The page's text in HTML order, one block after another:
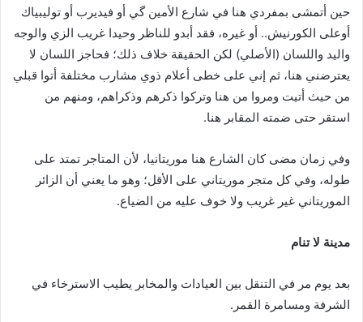
حين أتمشى بمفردي هنا في شارع الأمين گي أو فيديرب أو توليبياك
أوعلى الكورنيش.. أو غيره، فقد أبدو للناظر وحيدا غريب الزي والوجه
واليد واللسان (الأصلي) لكن الحقيقة خلاف ذلك؛ فحاجز اللسان لا
يعترضني هنا، ثم إني على خطى أعلام ذوي مشارب مختلفة أتوا قبلي
من حيث أتيت ومروا من هنا وتركوا ذكرهم وذكراهم، ومنهم من
استقر حتى ضمته المقابر هنا.
وفي زمان مضى كان الشارع هنا موريتانيا، لأن المتاجر تمتد على
طوله، وفي كل متجر موريتاني على الأقل؛ وهو ما يعني أن الزائر
الموريتاني غير غريب ولا خوف عليه من الضياع.
مدينة لا تنام
بعد يوم مر في التنقل بين العيادات والمخابر يطيب الاسترخاء في
الشرفة ومسامرة القمر.